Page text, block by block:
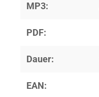
MP3:
PDF:
Dauer:
EAN: